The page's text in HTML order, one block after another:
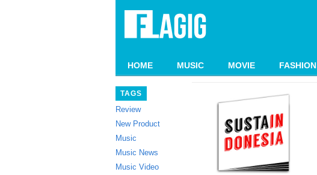
HOME MUSIC MOVIE FASHION
TAGS
Review
New Product
Music
Music News
Music Video